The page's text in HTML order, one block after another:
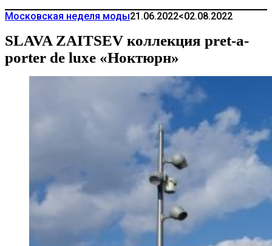
Московская неделя моды21.06.2022<02.08.2022
SLAVA ZAITSEV коллекция pret-a-
porter de luxe «Ноктюрн»